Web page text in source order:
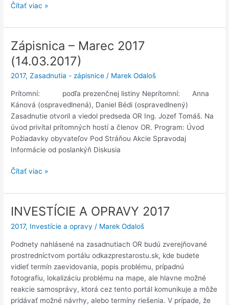
Zápisnica
Apríl
2017
(11.04.2017)
Čítať viac »
Zápisnica – Marec 2017
(14.03.2017)
2017,Zasadnutia - zápisnice / Marek Odaloš
Prítomní: podľa prezenčnej listiny Neprítomní: Anna
Kánová (ospravedlnená), Daniel Bédi (ospravedlnený)
Zasadnutie otvoril a viedol predseda OR Ing. Jozef Tomáš. Na
úvod privítal prítomných hostí a členov OR. Program: Úvod
Požiadavky obyvateľov Pod Stráňou Akcie Spravodaj
Informácie od poslankýň Diskusia
Zápisnica
Marec
2017
(14.03.2017)
Čítať viac »
INVESTÍCIE A OPRAVY 2017
2017, Investície a opravy / Marek Odaloš
Podnety nahlásené na zasadnutiach OR budú zverejňované
prostredníctvom portálu odkazprestarostu.sk, kde budete
vidieť termín zaevidovania, popis problému, prípadnú
fotografiu, lokalizáciu problému na mape, ale hlavne možné
reakcie samosprávy, ktorá cez tento portál komunikuje a môže
pridávať možné návrhy, alebo termíny riešenia. V prípade, že